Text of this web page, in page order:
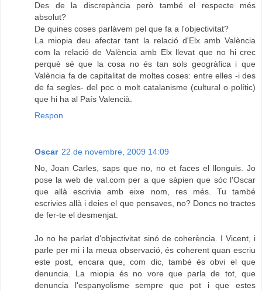
Des de la discrepància però també el respecte més
absolut?
De quines coses parlàvem pel que fa a l'objectivitat?
La miopia deu afectar tant la relació d'Elx amb València
com la relació de València amb Elx llevat que no hi crec
perquè sé que la cosa no és tan sols geogràfica i que
València fa de capitalitat de moltes coses: entre elles -i des
de fa segles- del poc o molt catalanisme (cultural o polític)
que hi ha al País Valencià.
Respon
Oscar 22 de novembre, 2009 14:09
No, Joan Carles, saps que no, no et faces el llonguis. Jo
pose la web de val.com per a que sàpien que sóc l'Oscar
que allà escrivia amb eixe nom, res més. Tu també
escrivies allà i deies el que pensaves, no? Doncs no tractes
de fer-te el desmenjat.
Jo no he parlat d'objectivitat sinó de coherència. I Vicent, i
parle per mi i la meua observació, és coherent quan escriu
este post, encara que, com dic, també és obvi el que
denuncia. La miopia és no vore que parla de tot, que
denuncia l'espanyolisme sempre que pot i que estes